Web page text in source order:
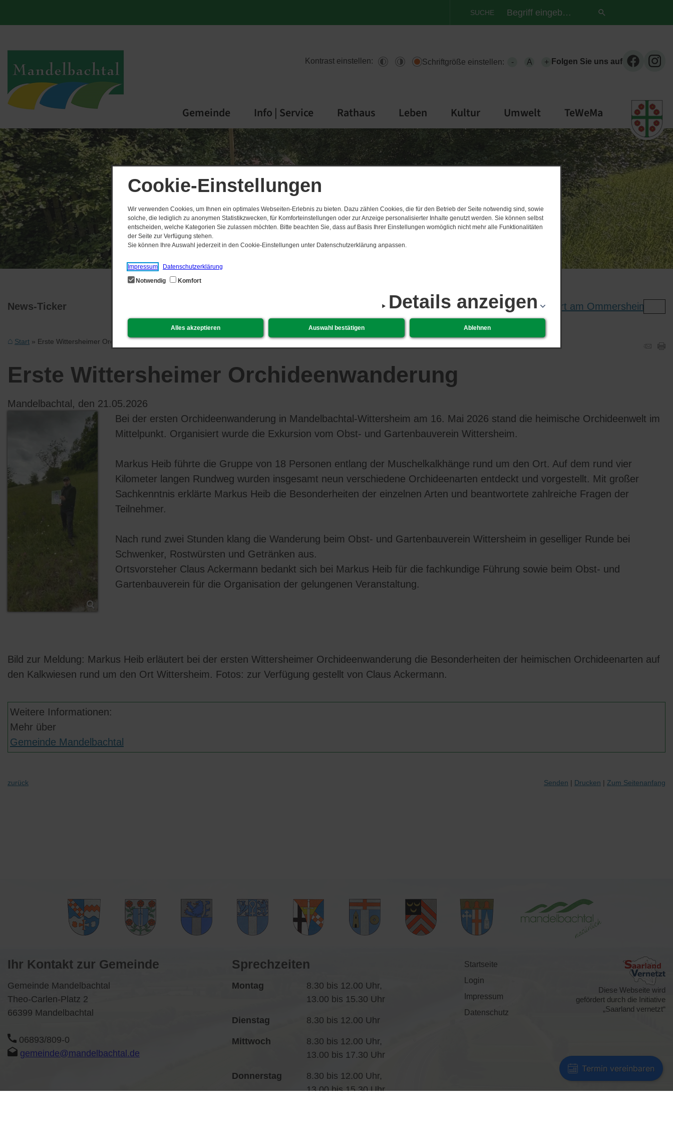
Cookie-Einstellungen
Wir verwenden Cookies, um Ihnen ein optimales Webseiten-Erlebnis zu bieten. Dazu zählen Cookies, die für den Betrieb der Seite notwendig sind, sowie
solche, die lediglich zu anonymen Statistikzwecken, für Komforteinstellungen oder zur Anzeige personalisierter Inhalte genutzt werden. Sie können selbst
entscheiden, welche Kategorien Sie zulassen möchten. Bitte beachten Sie, dass auf Basis Ihrer Einstellungen womöglich nicht mehr alle Funktionalitäten
der Seite zur Verfügung stehen.
Sie können Ihre Auswahl jederzeit in den Cookie-Einstellungen unter Datenschutzerklärung anpassen.
Impressum
Datenschutzerklärung
Notwendig
Komfort
Details anzeigen
Alles akzeptieren Auswahl bestätigen Ablehnen
SUCHE
Kontrast einstellen: Schriftgröße einstellen: - A + Folgen Sie uns auf
Gemeinde Info | Service Rathaus Leben Kultur Umwelt TeWeMa
News-Ticker 06.​08.​2026 Klappstuhlkonzert am Ommersheimer Weiher
Start Erste Wittersheimer Orchideenwanderung
Erste Wittersheimer Orchideenwanderung
Mandelbachtal, den 21.​05.​2026
Bei der ersten Orchideenwanderung in Mandelbachtal-Wittersheim am 16. Mai 2026 stand die heimische Orchideenwelt im
Mittelpunkt. Organisiert wurde die Exkursion vom Obst- und Gartenbauverein Wittersheim.
Markus Heib führte die Gruppe von 18 Personen entlang der Muschelkalkhänge rund um den Ort. Auf dem rund vier
Kilometer langen Rundweg wurden insgesamt neun verschiedene Orchideenarten entdeckt und vorgestellt. Mit großer
Sachkenntnis erklärte Markus Heib die Besonderheiten der einzelnen Arten und beantwortete zahlreiche Fragen der
Teilnehmer.
Nach rund zwei Stunden klang die Wanderung beim Obst- und Gartenbauverein Wittersheim in geselliger Runde bei
Schwenker, Rostwürsten und Getränken aus.
Ortsvorsteher Claus Ackermann bedankt sich bei Markus Heib für die fachkundige Führung sowie beim Obst- und
Gartenbauverein für die Organisation der gelungenen Veranstaltung.
Bild zur Meldung: Markus Heib erläutert bei der ersten Wittersheimer Orchideenwanderung die Besonderheiten der heimischen Orchideenarten auf
den Kalkwiesen rund um den Ort Wittersheim. Fotos: zur Verfügung gestellt von Claus Ackermann.
Weitere Informationen:
Mehr über
Gemeinde Mandelbachtal
zurück Senden Drucken Zum Seitenanfang
Ihr Kontakt zur Gemeinde
Gemeinde Mandelbachtal
Theo-Carlen-Platz 2
66399 Mandelbachtal
06893/809-0
gemeinde@mandelbachtal.de
Sprechzeiten
Montag
8.30 bis 12.00 Uhr,
13.00 bis 15.30 Uhr
Dienstag 8.30 bis 12.00 Uhr
Mittwoch
8.30 bis 12.00 Uhr,
13.00 bis 17.30 Uhr
Donnerstag
8.30 bis 12.00 Uhr,
13.00 bis 15.30 Uhr
Startseite
Login
Impressum
Datenschutz
Diese Webseite wird
gefördert durch die Initiative
„Saarland vernetzt“
Termin vereinbaren